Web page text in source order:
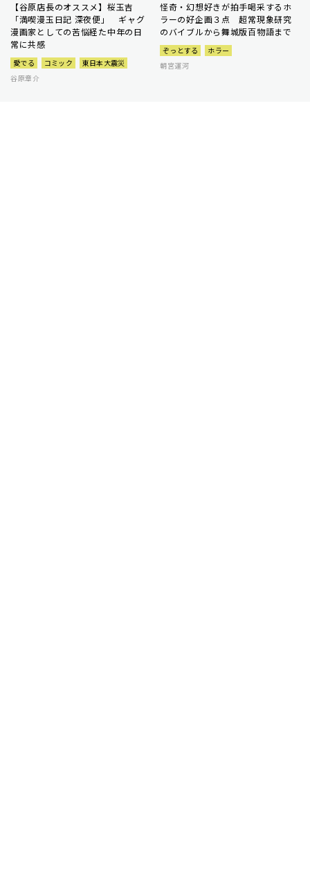
【谷原店長のオススメ】桜玉吉
「満喫漫玉日記 深夜便」 ギャグ
漫画家としての苦悩経た中年の日
常に共感
愛でる コミック
東日本大震災
谷原章介
怪奇・幻想好きが拍手喝采するホ
ラーの好企画３点 超常現象研究
のバイブルから舞城版百物語まで
ぞっとする
ホラー
朝宮運河